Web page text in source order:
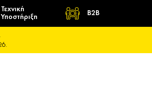
Τεχνική
Υποστήριξη
B2B